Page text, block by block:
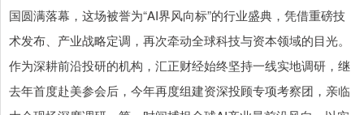
国圆满落幕，这场被誉为“AI界风向标”的行业盛典，凭借重磅技
术发布、产业战略定调，再次牵动全球科技与资本领域的目光。
作为深耕前沿投研的机构，汇正财经始终坚持一线实地调研，继
去年首度赴美参会后，今年再度组建资深投顾专项考察团，亲临